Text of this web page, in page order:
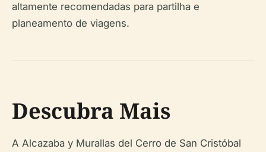
altamente recomendadas para partilha e
planeamento de viagens.
Descubra Mais
A Alcazaba y Murallas del Cerro de San Cristóbal